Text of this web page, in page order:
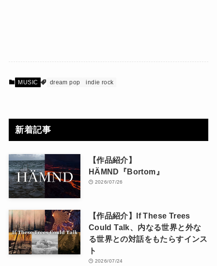
MUSIC dream pop indie rock
新着記事
【作品紹介】
HÄMND『Bortom』
2026/07/26
【作品紹介】If These Trees
Could Talk、内なる世界と外な
る世界との対話をもたらすインス
ト
2026/07/24